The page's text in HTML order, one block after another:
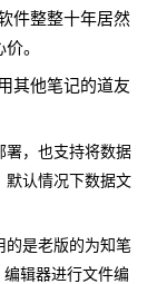
件整整十年居然
。
其他笔记的道友
署，也支持将数据
默认情况下数据文
的是老版的为知笔
编辑器进行文件编